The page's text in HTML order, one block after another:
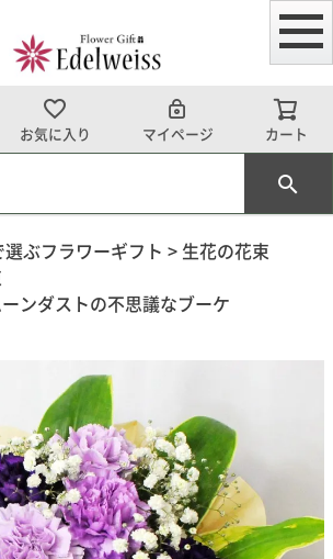
お気に入り マイページ カート
ぶフラワーギフト
生花の花束
ンダストの不思議なブーケ